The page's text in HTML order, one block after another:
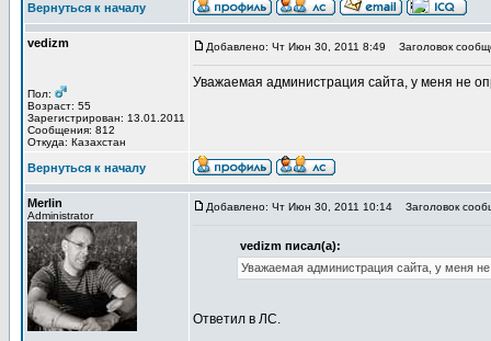
Вернуться к началу
vedizm
Пол:
Возраст: 55
Зарегистрирован: 13.01.2011
Сообщения: 812
Откуда: Казахстан
Добавлено: Чт Июн 30, 2011 8:49 Заголовок
Уважаемая администрация сайта, у меня не
Вернуться к началу
Merlin
Administrator
Добавлено: Чт Июн 30, 2011 10:14 Заголовок
vedizm писал(а):
Уважаемая администрация сайта, у меня
Ответил в ЛС.